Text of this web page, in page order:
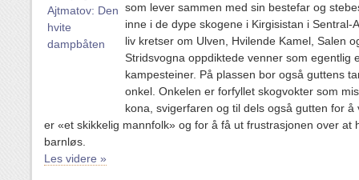
som lever sammen med sin bestefar og
inne i de dype skogene i Kirgisistan i Sentral-
liv kretser om Ulven, Hvilende Kamel, Salen
Stridsvogna oppdiktede venner som egentlig
kampesteiner. På plassen bor også guttens
onkel. Onkelen er forfyllet skogvokter som
kona, svigerfaren og til dels også gutten for å
er «et skikkelig mannfolk» og for å få ut frustrasjonen over at
barnløs.
Les videre »